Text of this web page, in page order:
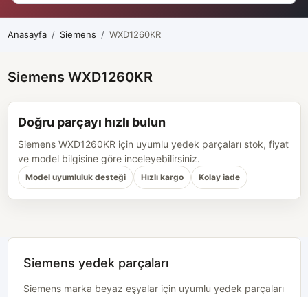
Anasayfa Siemens WXD1260KR
Siemens WXD1260KR
Doğru parçayı hızlı bulun
Siemens WXD1260KR için uyumlu yedek parçaları stok, fiyat
ve model bilgisine göre inceleyebilirsiniz.
Model uyumluluk desteği Hızlı kargo Kolay iade
Siemens yedek parçaları
Siemens marka beyaz eşyalar için uyumlu yedek parçaları